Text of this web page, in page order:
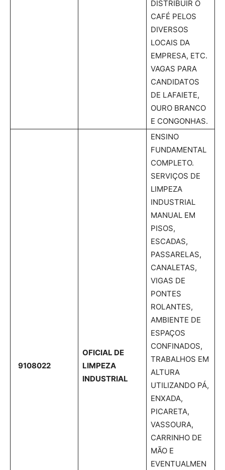
DISTRIBUIR O
CAFÉ PELOS
DIVERSOS
LOCAIS DA
EMPRESA, ETC.
VAGAS PARA
CANDIDATOS
DE LAFAIETE,
OURO BRANCO
E CONGONHAS.
9108022
OFICIAL DE
LIMPEZA
INDUSTRIAL
ENSINO
FUNDAMENTAL
COMPLETO.
SERVIÇOS DE
LIMPEZA
INDUSTRIAL
MANUAL EM
PISOS,
ESCADAS,
PASSARELAS,
CANALETAS,
VIGAS DE
PONTES
ROLANTES,
AMBIENTE DE
ESPAÇOS
CONFINADOS,
TRABALHOS EM
ALTURA
UTILIZANDO PÁ,
ENXADA,
PICARETA,
VASSOURA,
CARRINHO DE
MÃO E
EVENTUALMEN